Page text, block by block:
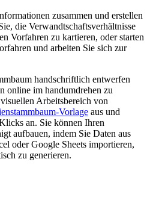
zusammen und erstellen
die Verwandtschaftsverhältnisse
Vorfahren zu kartieren, oder starten
und arbeiten Sie sich zur
handschriftlich entwerfen
online im handumdrehen zu
Arbeitsbereich von
Vorlage aus und
an. Sie können Ihren
aufbauen, indem Sie Daten aus
oder Google Sheets importieren,
zu generieren.